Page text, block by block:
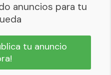
anuncios para tu
tu anuncio